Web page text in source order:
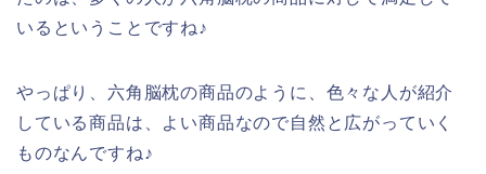
いるということですね♪
やっぱり、六角脳枕の商品のように、色々な人が紹介
している商品は、よい商品なので自然と広がっていく
ものなんですね♪